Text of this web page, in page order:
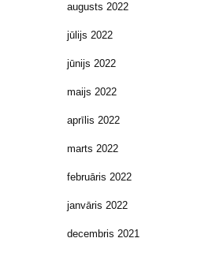
augusts 2022
jūlijs 2022
jūnijs 2022
maijs 2022
aprīlis 2022
marts 2022
februāris 2022
janvāris 2022
decembris 2021